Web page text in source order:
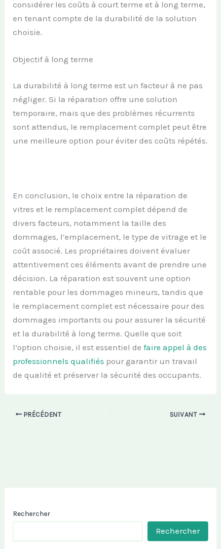
considérer les coûts à court terme et à long terme,
en tenant compte de la durabilité de la solution
choisie.
Objectif à long terme
La durabilité à long terme est un facteur à ne pas
négliger. Si la réparation offre une solution
temporaire, mais que des problèmes récurrents
sont attendus, le remplacement complet peut être
une meilleure option pour éviter des coûts répétés.
En conclusion, le choix entre la réparation de
vitres et le remplacement complet dépend de
divers facteurs, notamment la taille des
dommages, l’emplacement, le type de vitrage et le
coût associé. Les propriétaires doivent évaluer
attentivement ces éléments avant de prendre une
décision. La réparation est souvent une option
rentable pour les dommages mineurs, tandis que
le remplacement complet est nécessaire pour des
dommages importants ou pour assurer la sécurité
et la durabilité à long terme. Quelle que soit
l’option choisie, il est essentiel defaire appel à des
professionnels qualifiés pour garantir un travail
de qualité et préserver la sécurité des occupants.
PRÉCÉDENT SUIVANT
Rechercher
Rechercher